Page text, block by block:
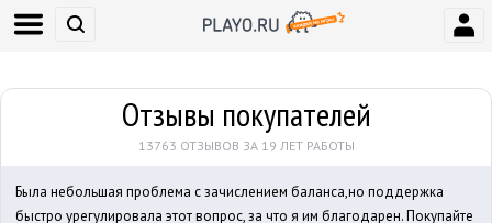
Отзывы покупателей
13763 ОТЗЫВОВ ЗА 19 ЛЕТ РАБОТЫ
Была небольшая проблема с зачислением баланса,но поддержка
быстро урегулировала этот вопрос, за что я им благодарен. Покупайте